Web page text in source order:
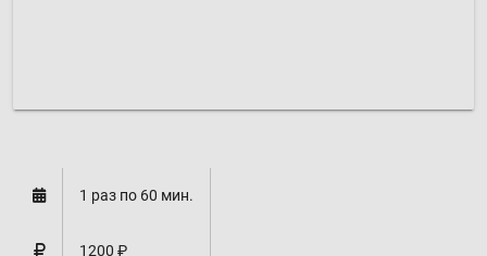
1 раз по 60 мин.
1200 ₽